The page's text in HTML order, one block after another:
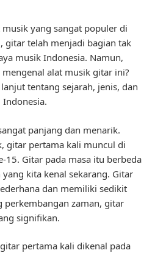
yang sangat populer di
gitar telah menjadi bagian tak
musik Indonesia. Namun,
alat musik gitar ini?
tentang sejarah, jenis, dan
panjang dan menarik.
gitar pertama kali muncul di
15. Gitar pada masa itu berbeda
kita kenal sekarang. Gitar
dan memiliki sedikit
perkembangan zaman, gitar
signifikan.
pertama kali dikenal pada